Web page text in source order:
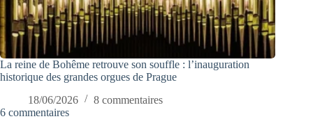
La reine de Bohême retrouve son souffle : l’inauguration
historique des grandes orgues de Prague
18/06/2026
8 commentaires
6 commentaires